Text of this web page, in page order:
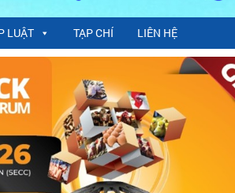
LUẬT TẠP CHÍ LIÊN HỆ